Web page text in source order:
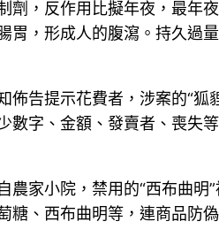
劑，反作用比擬年夜，最年
胃，形成人的腹瀉。持久過
告提示花費者，涉案的“狐
數字、金額、發賣者、喪失
家小院，禁用的“西布曲明
糖、西布曲明等，連商品防